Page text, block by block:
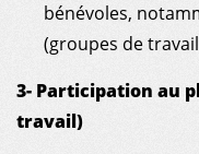
bénévoles,
(groupes de
3- Participation au
travail)